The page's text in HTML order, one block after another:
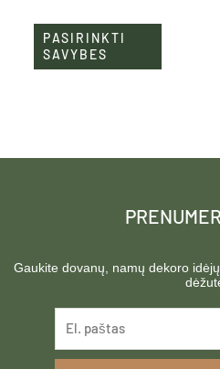
PASIRINKTI
SAVYBES
variants.
options
on
Gaukite dovanų, namų dekoro